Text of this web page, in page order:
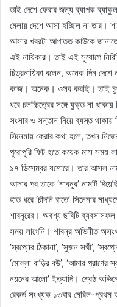
তাই দেশে ফেরার জন্য ব্যাপক
মেলায় দেশে আসা হচ্ছিল না তার।
আসার খবরটা আপাতত কাউকে
এই নায়িকার। তাই এই সুযোগে
চিত্রনায়িকা বলেন, অনেক দিন
কাজ। অনেক। ওসব করছি। তাই
ধরে চলচ্চিত্রের সঙ্গে যুক্ত না
সংসার ও সন্তান নিয়ে ব্যস্ত থাকায়
সিনেমায় ফেরার কথা হলে, তখন
পুরোপুরি ফিট হতে কয়েক মাস সময়
১৭ ডিসেম্বর যশোরে। তার আসল
আসার পর তাকে ‘শাবনূর’ নামটি
হাত ধরে ‘চাঁদনি রাতে’ সিনেমার
শাবনূরের। অবশ্য ছবিটি ব্যবসাসফল
সময় লাগেনি। শাবনূর অভিনীত
‘স্বপ্নের ঠিকানা’, ‘সুজন সখী’,
‘মোল্লা বাড়ির বউ’, ‘আমার প্রাণের
নয়নের আলো’ ইত্যাদি। শ্রেষ্ঠ
রেকর্ড সংখ্যক ১৩বার মেরিল-